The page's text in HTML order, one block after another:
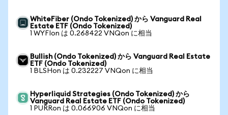
WhiteFiber (Ondo Tokenized) から Vanguard Real
Estate ETF (Ondo Tokenized)
1 WYFIon は 0.268422 VNQon に相当
Bullish (Ondo Tokenized) から Vanguard Real Estate
ETF (Ondo Tokenized)
1 BLSHon は 0.232227 VNQon に相当
Hyperliquid Strategies (Ondo Tokenized) から
Vanguard Real Estate ETF (Ondo Tokenized)
1 PURRon は 0.066906 VNQon に相当